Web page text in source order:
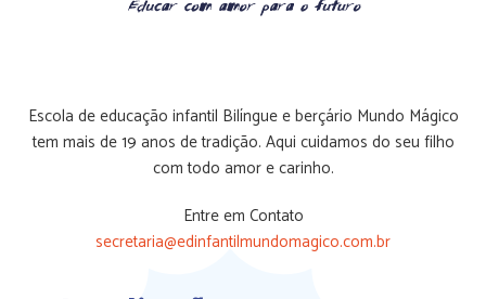
Escola de educação infantil Bilíngue e berçário Mundo Mágico
tem mais de 19 anos de tradição. Aqui cuidamos do seu filho
com todo amor e carinho.
Entre em Contato
secretaria@edinfantilmundomagico.com.br